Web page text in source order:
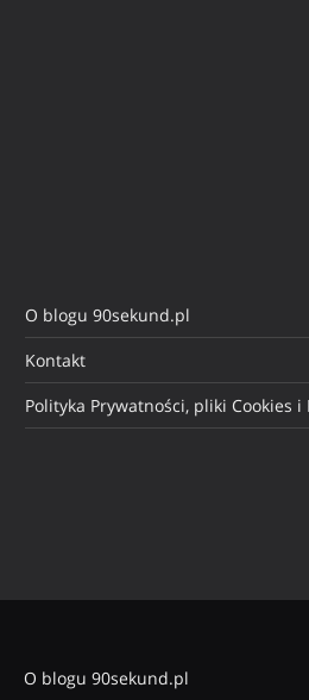
O blogu 90sekund.pl
Kontakt
Polityka Prywatności, pliki Cookies i
O blogu 90sekund.pl